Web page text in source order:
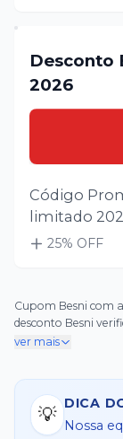
Desconto
2026
Código
limitado
25% OFF
Cupom Besni com
desconto Besni
ver mais
💡
DICA
Nossa